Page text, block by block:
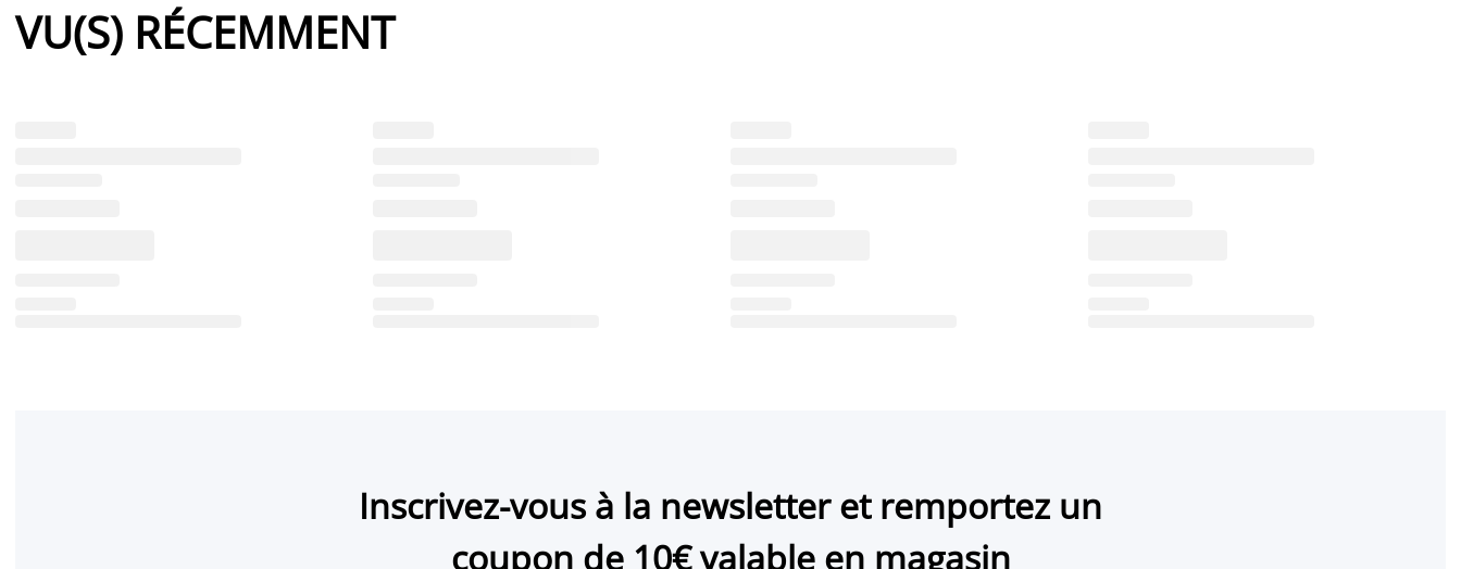
VU(S) RÉCEMMENT
Inscrivez-vous à la newsletter et remportez un
coupon de 10€ valable en magasin